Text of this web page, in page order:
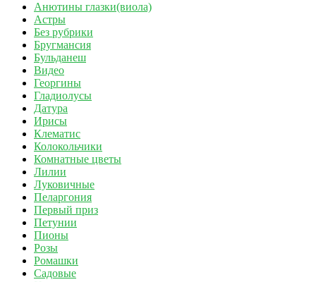
Анютины глазки(виола)
Астры
Без рубрики
Бругмансия
Бульданеш
Видео
Георгины
Гладиолусы
Датура
Ирисы
Клематис
Колокольчики
Комнатные цветы
Лилии
Луковичные
Пеларгония
Первый приз
Петунии
Пионы
Розы
Ромашки
Садовые